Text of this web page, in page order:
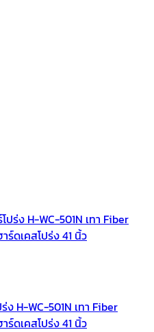
ง H-WC-501N เทา Fiber
ดเคสโปร่ง 41 นิ้ว